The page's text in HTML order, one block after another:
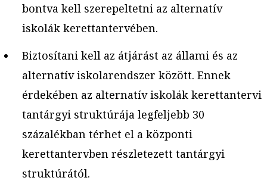
bontva kell szerepeltetni az alternatív
iskolák kerettantervében.
Biztosítani kell az átjárást az állami és az
alternatív iskolarendszer között. Ennek
érdekében az alternatív iskolák kerettantervi
tantárgyi struktúrája legfeljebb 30
százalékban térhet el a központi
kerettantervben részletezett tantárgyi
struktúrától.